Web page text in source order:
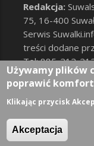
Redakcja:
75, 16-400
Serwis
treści dodane
Tel: 885-212-
RODO |Cookies
User account
Zaloguj
Używamy plików
poprawić
Klikając przycisk
Akceptacja